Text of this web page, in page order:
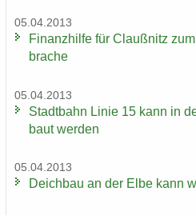
05.04.2013
Fi­nanz­hil­fe für Clau­ß­nitz
bra­che
05.04.2013
Stadt­bahn Linie 15 kann in
baut wer­den
05.04.2013
Deich­bau an der Elbe kann